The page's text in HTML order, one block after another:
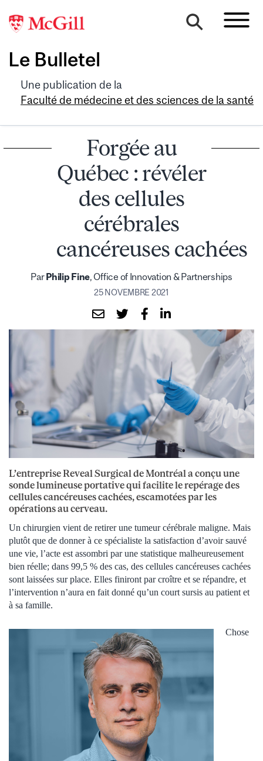
Le Bulletel
Une publication de la
Faculté de médecine et des sciences de la santé
Forgée au
Québec : révéler
des cellules
cérébrales
cancéreuses cachées
ParPhilip Fine , Office of Innovation & Partnerships
25 NOVEMBRE 2021
L’entreprise Reveal Surgical de Montréal a conçu une
sonde lumineuse portative qui facilite le repérage des
cellules cancéreuses cachées, escamotées par les
opérations au cerveau.
Un chirurgien vient de retirer une tumeur cérébrale maligne. Mais
plutôt que de donner à ce spécialiste la satisfaction d’avoir sauvé
une vie, l’acte est assombri par une statistique malheureusement
bien réelle; dans 99,5 % des cas, des cellules cancéreuses cachées
sont laissées sur place. Elles finiront par croître et se répandre, et
l’intervention n’aura en fait donné qu’un court sursis au patient et
à sa famille.
Chose